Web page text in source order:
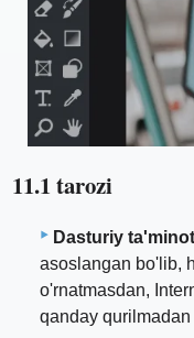
11.1 tarozi
Dasturiy
asoslangan bo'lib,
o'rnatmasdan,
qanday